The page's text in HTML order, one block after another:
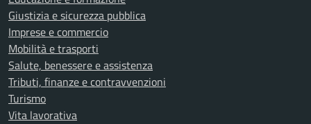
Giustizia e sicurezza pubblica
Imprese e commercio
Mobilità e trasporti
Salute, benessere e assistenza
Tributi, finanze e contravvenzioni
Turismo
Vita lavorativa